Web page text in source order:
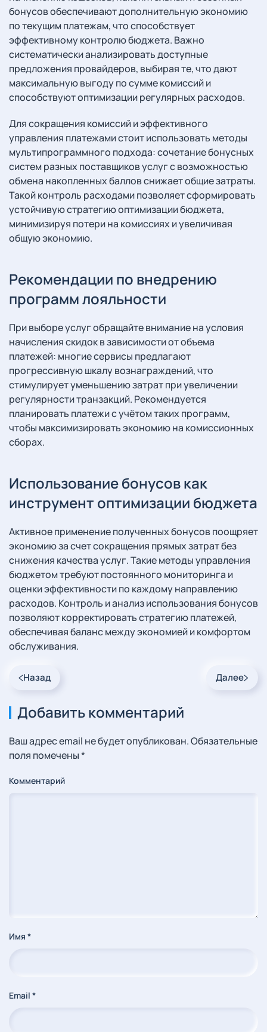
бонусов обеспечивают дополнительную экономию
по текущим платежам, что способствует
эффективному контролю бюджета. Важно
систематически анализировать доступные
предложения провайдеров, выбирая те, что дают
максимальную выгоду по сумме комиссий и
способствуют оптимизации регулярных расходов.
Для сокращения комиссий и эффективного
управления платежами стоит использовать методы
мультипрограммного подхода: сочетание бонусных
систем разных поставщиков услуг с возможностью
обмена накопленных баллов снижает общие затраты.
Такой контроль расходами позволяет сформировать
устойчивую стратегию оптимизации бюджета,
минимизируя потери на комиссиях и увеличивая
общую экономию.
Рекомендации по внедрению
программ лояльности
При выборе услуг обращайте внимание на условия
начисления скидок в зависимости от объема
платежей: многие сервисы предлагают
прогрессивную шкалу вознаграждений, что
стимулирует уменьшению затрат при увеличении
регулярности транзакций. Рекомендуется
планировать платежи с учётом таких программ,
чтобы максимизировать экономию на комиссионных
сборах.
Использование бонусов как
инструмент оптимизации бюджета
Активное применение полученных бонусов поощряет
экономию за счет сокращения прямых затрат без
снижения качества услуг. Такие методы управления
бюджетом требуют постоянного мониторинга и
оценки эффективности по каждому направлению
расходов. Контроль и анализ использования бонусов
позволяют корректировать стратегию платежей,
обеспечивая баланс между экономией и комфортом
обслуживания.
Назад Далее
Добавить комментарий
Ваш адрес email не будет опубликован. Обязательные
поля помечены*
Комментарий
Имя *
Email *